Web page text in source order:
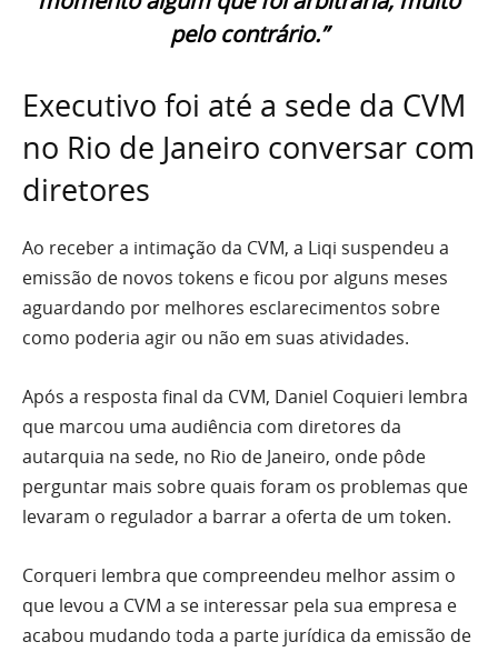
pelo contrário.”
Executivo foi até a sede da CVM
no Rio de Janeiro conversar com
diretores
Ao receber a intimação da CVM, a Liqi suspendeu a
emissão de novos tokens e ficou por alguns meses
aguardando por melhores esclarecimentos sobre
como poderia agir ou não em suas atividades.
Após a resposta final da CVM, Daniel Coquieri lembra
que marcou uma audiência com diretores da
autarquia na sede, no Rio de Janeiro, onde pôde
perguntar mais sobre quais foram os problemas que
levaram o regulador a barrar a oferta de um token.
Corqueri lembra que compreendeu melhor assim o
que levou a CVM a se interessar pela sua empresa e
acabou mudando toda a parte jurídica da emissão de